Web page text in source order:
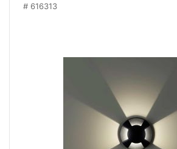
616313